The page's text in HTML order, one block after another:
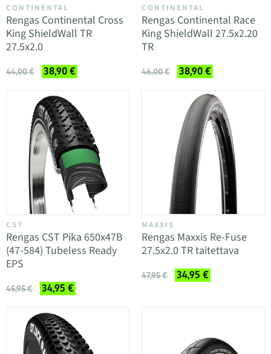
CONTINENTAL
Rengas Continental Cross
King ShieldWall TR
27.5x2.0
44,00 € 38,90 €
CONTINENTAL
Rengas Continental Race
King ShieldWall 27.5x2.20
TR
46,00 € 38,90 €
CST
Rengas CST Pika 650x47B
(47-584) Tubeless Ready
EPS
45,95 € 34,95 €
MAXXIS
Rengas Maxxis Re-Fuse
27.5x2.0 TR taitettava
47,95 € 34,95 €